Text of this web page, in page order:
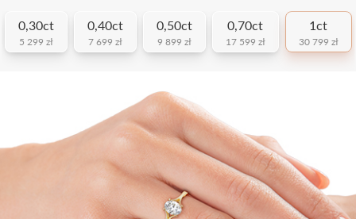
0,30ct
5 299 zł
0,40ct
7 699 zł
0,50ct
9 899 zł
0,70ct
17 599 zł
1ct
30 799 zł